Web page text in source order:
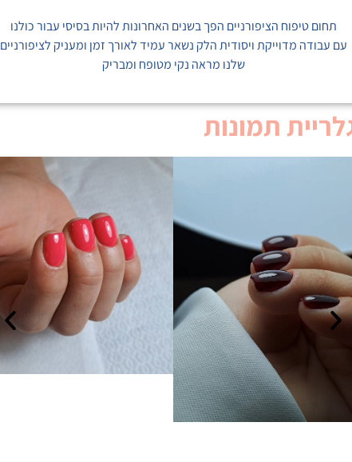
תחום טיפוח הציפורניים הפך בשנים האחרונות להיות בסיסי עבור כולנו
עם עבודה מדוייקת ויסודית הלק נשאר עמיד לאורך זמן ומעניק לציפורניים
שלנו מראה נקי מטופח ומבריק
תמונות